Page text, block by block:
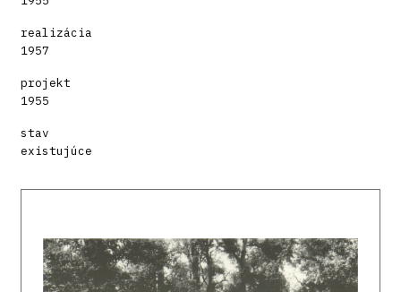
realizácia
1957
projekt
1955
stav
existujúce